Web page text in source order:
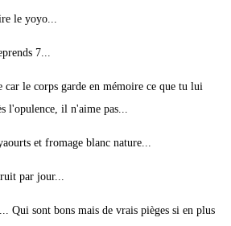
le yoyo...
7...
le corps garde en mémoire ce que tu lui
l'opulence, il n'aime pas...
et fromage blanc nature...
par jour...
Qui sont bons mais de vrais pièges si en plus